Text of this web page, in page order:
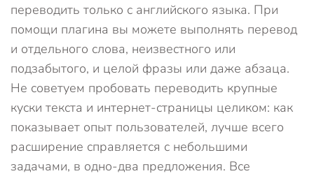
переводить только с английского языка. При
помощи плагина вы можете выполнять перевод
и отдельного слова, неизвестного или
подзабытого, и целой фразы или даже абзаца.
Не советуем пробовать переводить крупные
куски текста и интернет-страницы целиком: как
показывает опыт пользователей, лучше всего
расширение справляется с небольшими
задачами, в одно-два предложения. Все